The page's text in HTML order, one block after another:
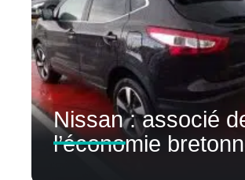
Nissan : associé
l’économie